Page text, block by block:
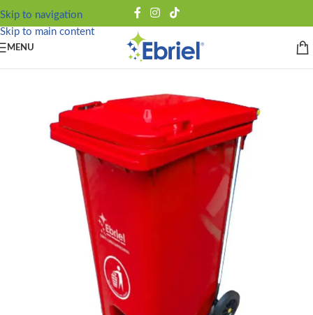
Skip to navigation
Skip to main content
MENU